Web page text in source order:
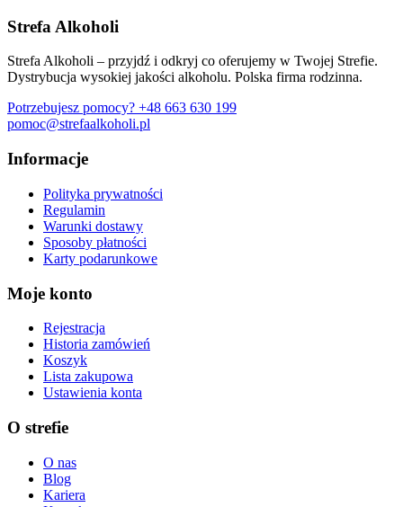
Strefa Alkoholi
Strefa Alkoholi – przyjdź i odkryj co oferujemy w Twojej Strefie.
Dystrybucja wysokiej jakości alkoholu. Polska firma rodzinna.
Potrzebujesz pomocy? +48 663 630 199
pomoc@strefaalkoholi.pl
Informacje
Polityka prywatności
Regulamin
Warunki dostawy
Sposoby płatności
Karty podarunkowe
Moje konto
Rejestracja
Historia zamówień
Koszyk
Lista zakupowa
Ustawienia konta
O strefie
O nas
Blog
Kariera